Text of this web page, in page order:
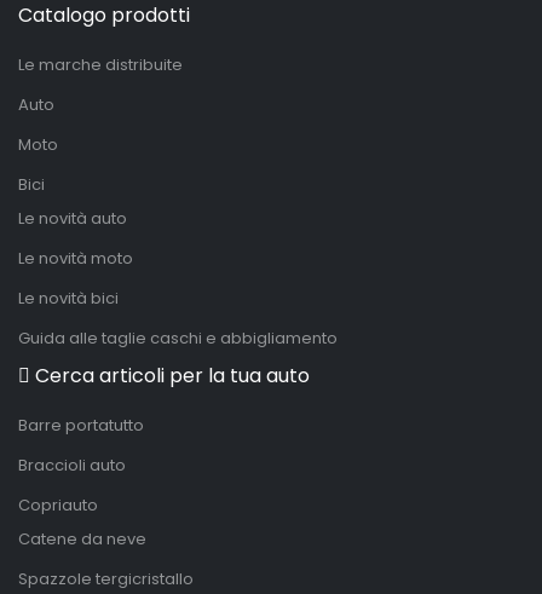
Catalogo prodotti
Le marche distribuite
Auto
Moto
Bici
Le novità auto
Le novità moto
Le novità bici
Guida alle taglie caschi e abbigliamento
Cerca articoli per la tua auto
Barre portatutto
Braccioli auto
Copriauto
Catene da neve
Spazzole tergicristallo